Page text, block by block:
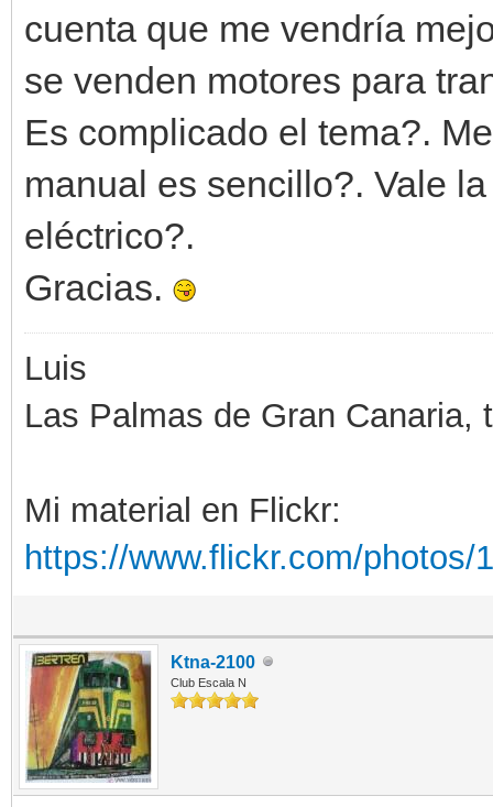
cuenta que me vendría
se venden motores para
Es complicado el tema?.
manual es sencillo?. Vale
eléctrico?.
Gracias.
Luis
Las Palmas de Gran
Mi material en Flickr:
https://www.flickr.com/photos/
Ktna-2100
Club Escala N